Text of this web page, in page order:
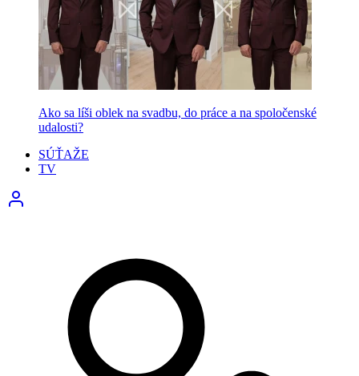
Ako sa líši oblek na svadbu, do práce a na spoločenské
udalosti?
SÚŤAŽE
TV